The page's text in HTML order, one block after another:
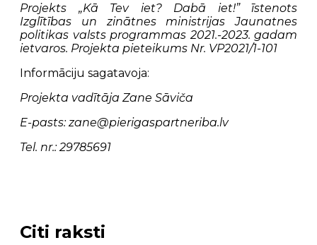
Projekts „Kā Tev iet? Dabā iet!” īstenots
Izglītības un zinātnes ministrijas Jaunatnes
politikas valsts programmas 2021.-2023. gadam
ietvaros. Projekta pieteikums Nr. VP2021/1-101
Informāciju sagatavoja:
Projekta vadītāja Zane Sāviča
E-pasts:zane@pierigaspartneriba.lv
Tel. nr.: 29785691
Citi raksti